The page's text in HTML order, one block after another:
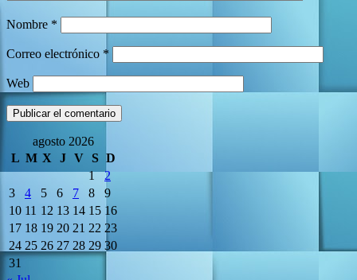
Nombre *
Correo electrónico *
Web
agosto 2026
L M X J V S D
1
2
3
4 5 6 7 8
9
10 11 12 13 14 15 16
17 18 19 20 21 22 23
24 25 26 27 28 29 30
31